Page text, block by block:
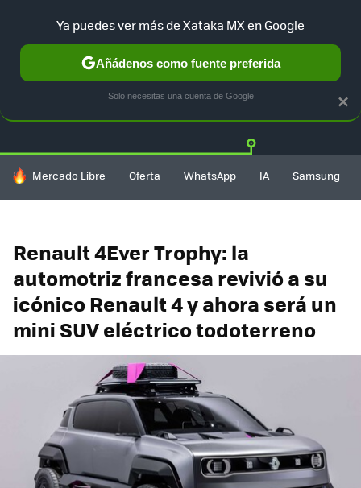
TESLA UBER AUTO ELECTRICO Twitter
HOY SE HABLA DE
Mercado Libre Oferta WhatsApp IA Samsung
Renault 4Ever Trophy: la
automotriz francesa revivió a su
icónico Renault 4 y ahora será un
mini SUV eléctrico todoterreno
×
Ya puedes ver más de Xataka MX en Google
Añádenos como fuente preferida
Solo necesitas una cuenta de Google